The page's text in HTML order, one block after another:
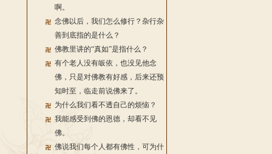
啊。
念佛以后，我们怎么修行？杂行杂
善到底指的是什么？
佛教里讲的“真如”是指什么？
有个老人没有皈依，也没见他念
佛，只是对佛教有好感，后来还预
知时至，临走前说佛来了。
为什么我们看不透自己的烦恼？
我能感受到佛的恩德，却看不见
佛。
佛说我们每个人都有佛性，可为什